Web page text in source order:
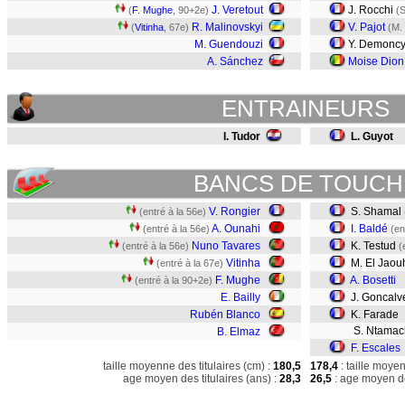
(F. Mughe , 90+2e) J. Veretout
(Vitinha , 67e) R. Malinovskyi
M. Guendouzi
A. Sánchez
J. Rocchi
V. Pajot (M.
Y. Demoncy
Moise Dion
ENTRAINEURS
I. Tudor L. Guyot
BANCS DE
(entré à la 56e) V. Rongier
(entré à la 56e) A. Ounahi
(entré à la 56e) Nuno Tavares
(entré à la 67e) Vitinha
(entré à la 90+2e) F. Mughe
E. Bailly
Rubén Blanco
B. Elmaz
S. Shamal
I. Baldé
K. Testud
M. El
A. Bosetti
J.
K. Farade
S.
F. Escales
taille moyenne des titulaires (cm) : 180,5
age moyen des titulaires (ans) : 28,3
178,4 : taille
26,5 : age moyen